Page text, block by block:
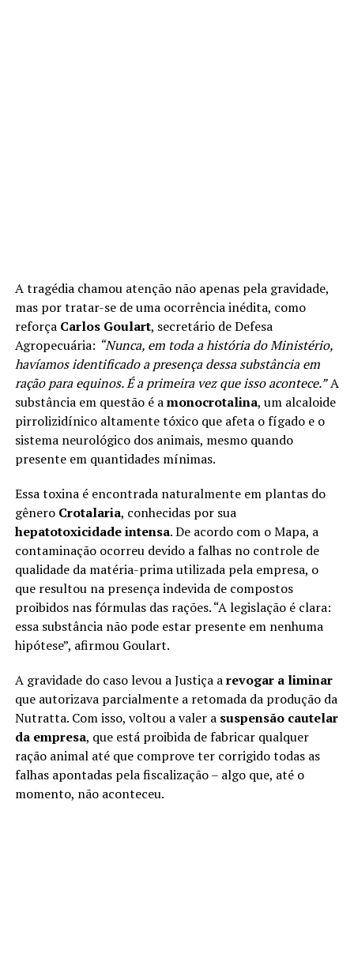
A tragédia chamou atenção não apenas pela gravidade,
mas por tratar-se de uma ocorrência inédita, como
reforça Carlos Goulart, secretário de Defesa
Agropecuária: “Nunca, em toda a história do Ministério,
havíamos identificado a presença dessa substância em
ração para equinos. É a primeira vez que isso acontece.”A
substância em questão é amonocrotalina, um alcaloide
pirrolizidínico altamente tóxico que afeta o fígado e o
sistema neurológico dos animais, mesmo quando
presente em quantidades mínimas.
Essa toxina é encontrada naturalmente em plantas do
gênero Crotalaria, conhecidas por sua
hepatotoxicidade intensa. De acordo com o Mapa, a
contaminação ocorreu devido a falhas no controle de
qualidade da matéria-prima utilizada pela empresa, o
que resultou na presença indevida de compostos
proibidos nas fórmulas das rações. “A legislação é clara:
essa substância não pode estar presente em nenhuma
hipótese”, afirmou Goulart.
A gravidade do caso levou a Justiça arevogar a liminar
que autorizava parcialmente a retomada da produção da
Nutratta. Com isso, voltou a valer a suspensão cautelar
da empresa, que está proibida de fabricar qualquer
ração animal até que comprove ter corrigido todas as
falhas apontadas pela fiscalização – algo que, até o
momento, não aconteceu.